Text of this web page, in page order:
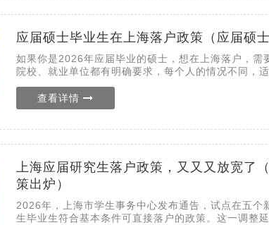
应届硕士毕业生在上海落户政策（应届硕
如果你是2026年应届毕业的硕士，想在上海落户，需
院校、就业单位都有明确要求，每个人的情况不同，
查看详情
上海应届研究生落户政策，又又又放宽了
策出炉）
2026年，上海市学生事务中心发布通告，试点在五个
生毕业生符合基本条件可直接落户的政策。这一调整